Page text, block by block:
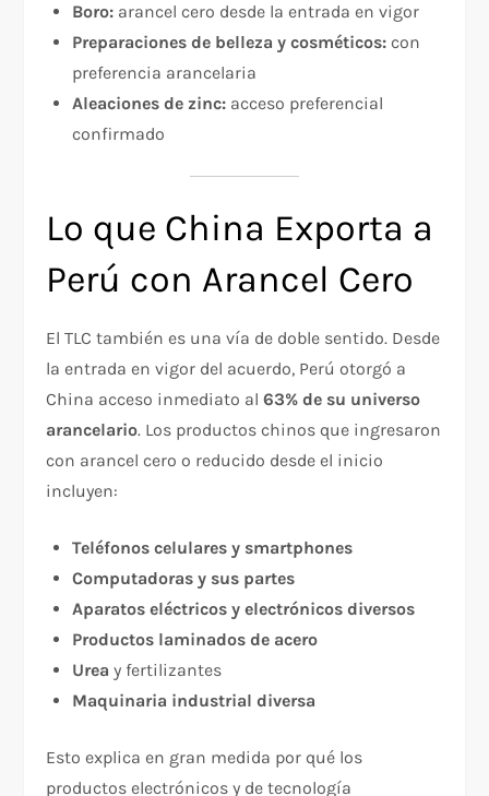
Boro: arancel cero desde la entrada en vigor
Preparaciones de belleza y cosméticos: con
preferencia arancelaria
Aleaciones de zinc: acceso preferencial
confirmado
Lo que China Exporta a
Perú con Arancel Cero
El TLC también es una vía de doble sentido. Desde
la entrada en vigor del acuerdo, Perú otorgó a
China acceso inmediato al63% de su universo
arancelario. Los productos chinos que ingresaron
con arancel cero o reducido desde el inicio
incluyen:
Teléfonos celulares y smartphones
Computadoras y sus partes
Aparatos eléctricos y electrónicos diversos
Productos laminados de acero
Urea y fertilizantes
Maquinaria industrial diversa
Esto explica en gran medida por qué los
productos electrónicos y de tecnología